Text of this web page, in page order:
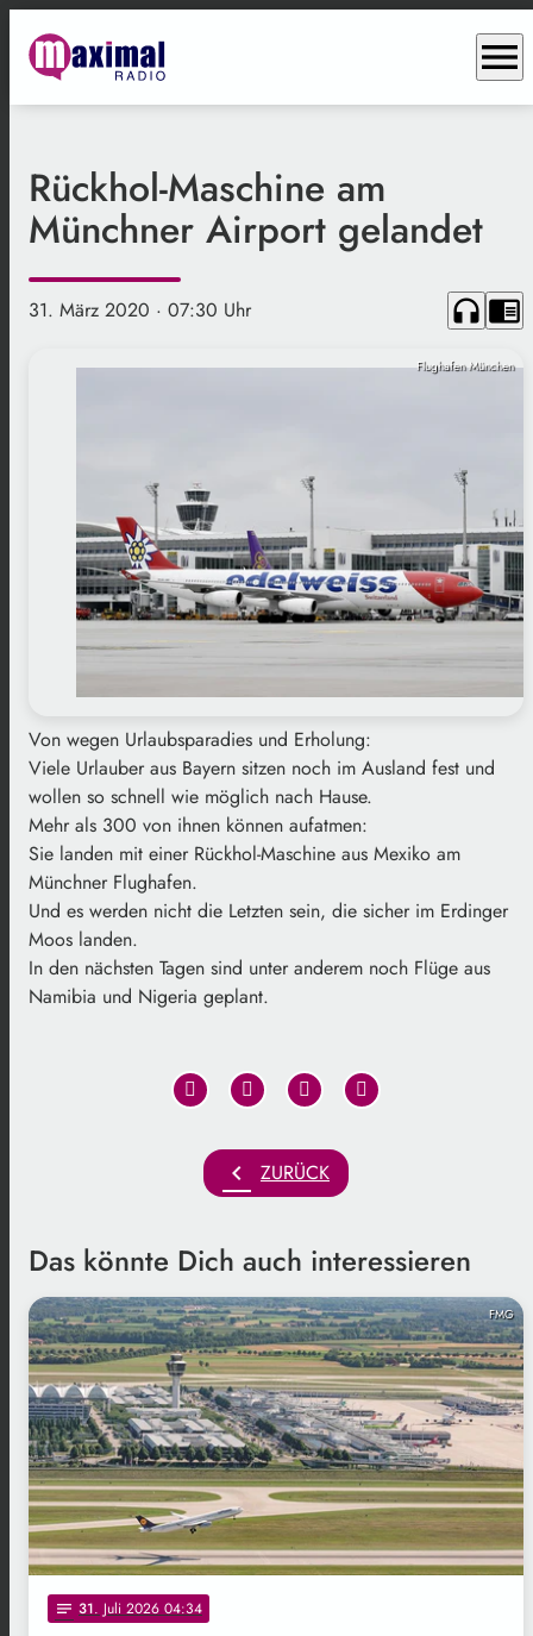
menu
Rückhol-Maschine am
Münchner Airport gelandet
31. März 2020 · 07:30 Uhr headphones chrome_reader_mode
Flughafen München
Von wegen Urlaubsparadies und Erholung:
Viele Urlauber aus Bayern sitzen noch im Ausland fest und
wollen so schnell wie möglich nach Hause.
Mehr als 300 von ihnen können aufatmen:
Sie landen mit einer Rückhol-Maschine aus Mexiko am
Münchner Flughafen.
Und es werden nicht die Letzten sein, die sicher im Erdinger
Moos landen.
In den nächsten Tagen sind unter anderem noch Flüge aus
Namibia und Nigeria geplant.
chevron_left ZURÜCK
Das könnte Dich auch interessieren
FMG
notes 31. Juli 2026 04:34